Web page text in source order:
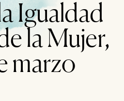
Igualdad
la Mujer,
marzo